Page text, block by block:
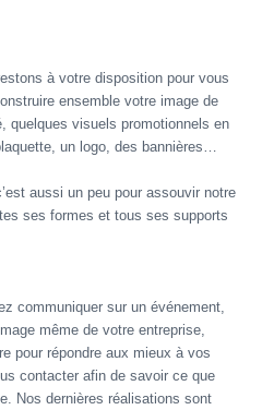
à votre disposition pour vous
ensemble votre image de
quelques visuels promotionnels en
un logo, des bannières…
aussi un peu pour assouvir notre
ses formes et tous ses supports
communiquer sur un événement,
même de votre entreprise,
pour répondre aux mieux à vos
contacter afin de savoir ce que
Nos dernières réalisations sont